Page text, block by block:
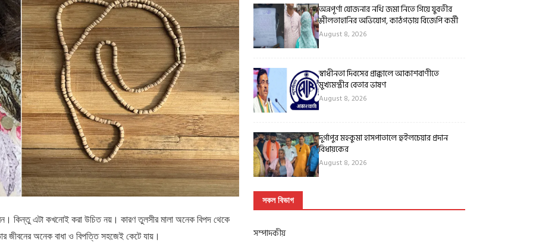
কিন্তু এটা কখনোই করা উচিত নয়। কারণ তুলসীর মালা অনেক বিপদ থেকে
জীবনের অনেক বাধা ও বিপত্তি সহজেই কেটে যায়।
অন্নপূর্ণা যোজনার নথি জমা নিতে গিয়ে যুবতীর
শ্লীলতাহানির অভিযোগ, কাঠগড়ায় বিজেপি কর্মী
August 8, 2026
স্বাধীনতা দিবসের প্রাক্কালে আকাশবাণীতে
মুখ্যমন্ত্রীর বেতার ভাষণ
August 8, 2026
দুর্গাপুর মহকুমা হাসপাতালে হুইলচেয়ার প্রদান
বিধায়কের
August 8, 2026
সকল বিভাগ
সম্পাদকীয়